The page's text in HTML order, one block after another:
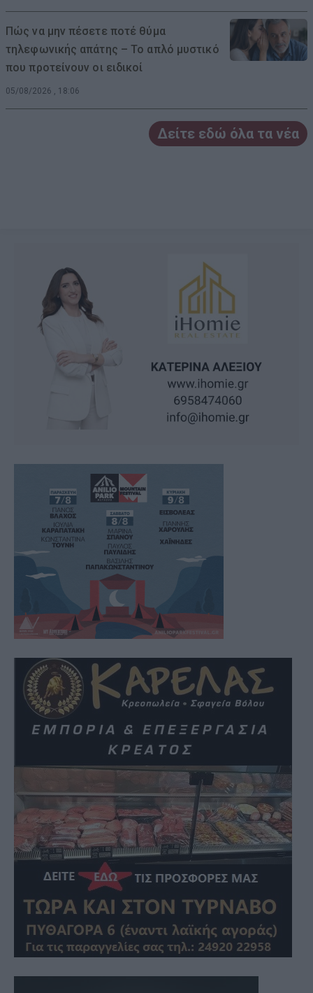
Πώς να μην πέσετε ποτέ θύμα
τηλεφωνικής απάτης – Το απλό μυστικό
που προτείνουν οι ειδικοί
05/08/2026 , 18:06
Δείτε εδώ όλα τα νέα